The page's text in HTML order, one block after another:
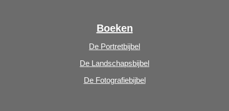
Boeken
De Portretbijbel
De Landschapsbijbel
De Fotografiebijbel